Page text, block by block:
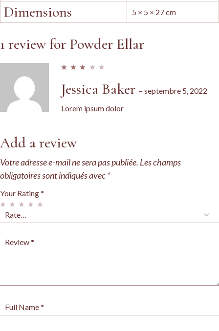
Dimensions 5 × 5 × 27 cm
1 review for Powder Ellar
Jessica Baker – septembre 5, 2022
Lorem ipsum dolor
Add a review
Votre adresse e-mail ne sera pas publiée. Les champs
obligatoires sont indiqués avec*
Your Rating*